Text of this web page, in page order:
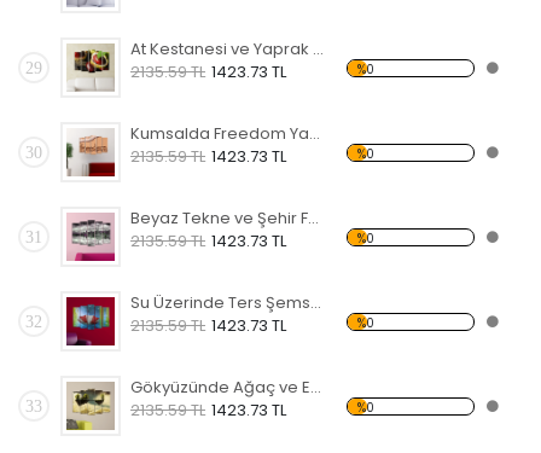
29
At Kestanesi ve Yaprak Forex Tablo
2135.59 TL 1423.73 TL %0
30
Kumsalda Freedom Yazısı Forex Tablo
2135.59 TL 1423.73 TL %0
31
Beyaz Tekne ve Şehir Forex Tablo
2135.59 TL 1423.73 TL %0
32
Su Üzerinde Ters Şemsiye Forex Tablo
2135.59 TL 1423.73 TL %0
33
Gökyüzünde Ağaç ve Ev Forex Tablo
2135.59 TL 1423.73 TL %0